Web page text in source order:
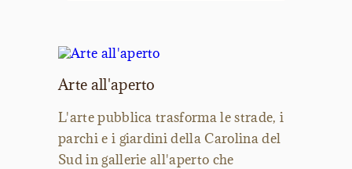
Arte all'aperto
L'arte pubblica trasforma le strade, i
parchi e i giardini della Carolina del
Sud in gallerie all'aperto che